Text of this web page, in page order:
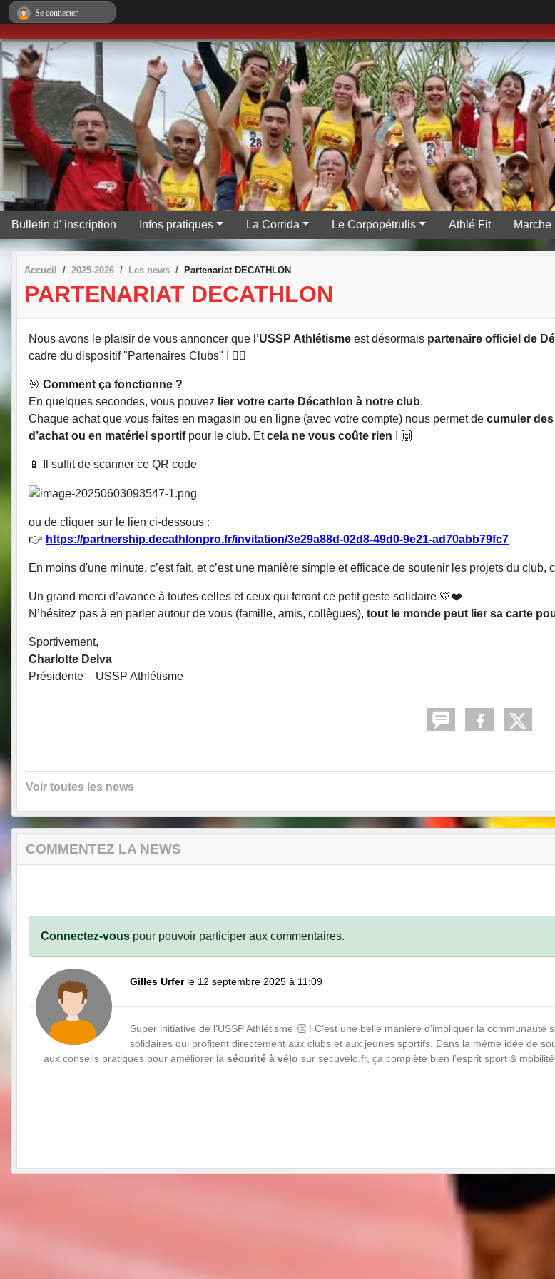
Bulletin d' inscription Infos pratiques La Corrida Le Corpopétrulis Athlé Fit
Accueil 2025-2026 Les news Partenariat DECATHLON
PARTENARIAT DECATHLON
Nous avons le plaisir de vous annoncer que l’USSP Athlétisme est désormais partenaire officiel de
cadre du dispositif "Partenaires Clubs" ! 🏃‍♂️
🎯 Comment ça fonctionne ?
En quelques secondes, vous pouvez lier votre carte Décathlon à notre club.
Chaque achat que vous faites en magasin ou en ligne (avec votre compte) nous permet de cumuler
d’achat ou en matériel sportifpour le club. Etcela ne vous coûte rien ! 🙌
📱 Il suffit de scanner ce QR code
ou de cliquer sur le lien ci-dessous :
👉 https://partnership.decathlonpro.fr/invitation/3e29a88d-02d8-49d0-9e21-ad70abb79fc7
En moins d'une minute, c’est fait, et c’est une manière simple et efficace de soutenir les projets du
Un grand merci d’avance à toutes celles et ceux qui feront ce petit geste solidaire 💛❤️
N’hésitez pas à en parler autour de vous (famille, amis, collègues), tout le monde peut lier sa carte
Sportivement,
Charlotte Delva
Présidente – USSP Athlétisme
Voir toutes les news
COMMENTEZ LA NEWS
Connectez-vous pour pouvoir participer aux commentaires.
Gilles Urfer le 12 septembre 2025 à 11:09
Super initiative de l’USSP Athlétisme 👏 ! C’est une belle manière d’impliquer la
solidaires qui profitent directement aux clubs et aux jeunes sportifs. Dans la même idée de
aux conseils pratiques pour améliorer la sécurité à vélo sur secuvelo.fr, ça complète bien l’esprit sport & mobilité
Se connecter
Panneau de gestion des cookies